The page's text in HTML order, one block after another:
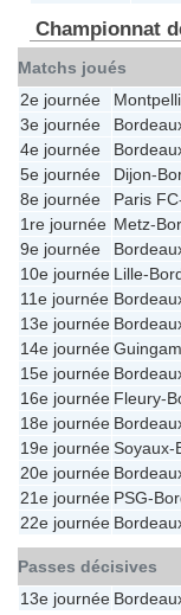
Championnat
Matchs joués
2e journée
3e journée
4e journée
5e journée
Dijon-
8e journée
Paris FC
1re journée Metz-
9e journée
10e journée Lille-
11e journée
13e journée
14e journée
15e journée
16e journée Fleury-
18e journée
19e journéeSoyaux-
20e journée
21e journée PSG-
22e journée
Passes décisives
13e journée